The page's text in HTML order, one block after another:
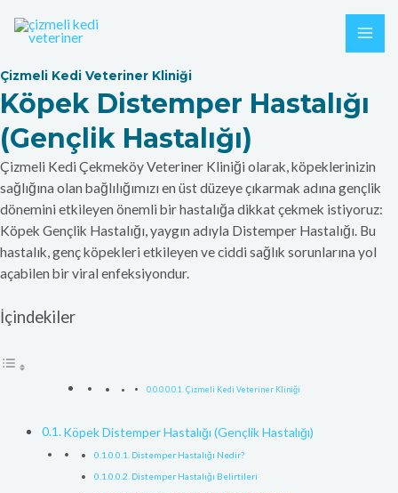
atla
Çizmeli Kedi Veteriner Kliniği
Köpek Distemper Hastalığı
(Gençlik Hastalığı)
Çizmeli Kedi Çekmeköy Veteriner Kliniği olarak, köpeklerinizin
sağlığına olan bağlılığımızı en üst düzeye çıkarmak adına gençlik
dönemini etkileyen önemli bir hastalığa dikkat çekmek istiyoruz:
Köpek Gençlik Hastalığı, yaygın adıyla Distemper Hastalığı. Bu
hastalık, genç köpekleri etkileyen ve ciddi sağlık sorunlarına yol
açabilen bir viral enfeksiyondur.
İçindekiler
Çizmeli Kedi Veteriner Kliniği
Köpek Distemper Hastalığı (Gençlik Hastalığı)
Distemper Hastalığı Nedir?
Distemper Hastalığı Belirtileri